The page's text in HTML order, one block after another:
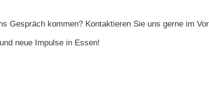
Gespräch kommen? Kontaktieren Sie uns gerne im
neue Impulse in Essen!